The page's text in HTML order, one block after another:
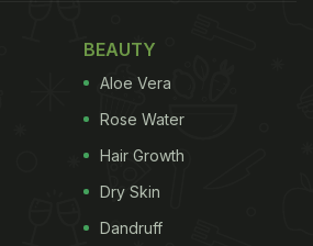
BEAUTY
Aloe Vera
Rose Water
Hair Growth
Dry Skin
Dandruff